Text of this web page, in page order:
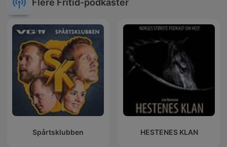
Spårtsklubben HESTENES KLAN